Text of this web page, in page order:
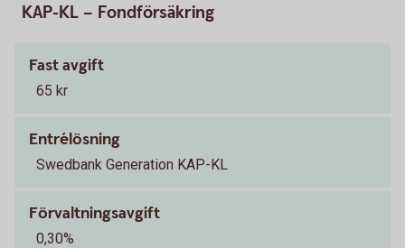
KAP-KL – Fondförsäkring
Fast avgift
65 kr
Entrélösning
Swedbank Generation KAP-KL
Förvaltningsavgift
0,30%